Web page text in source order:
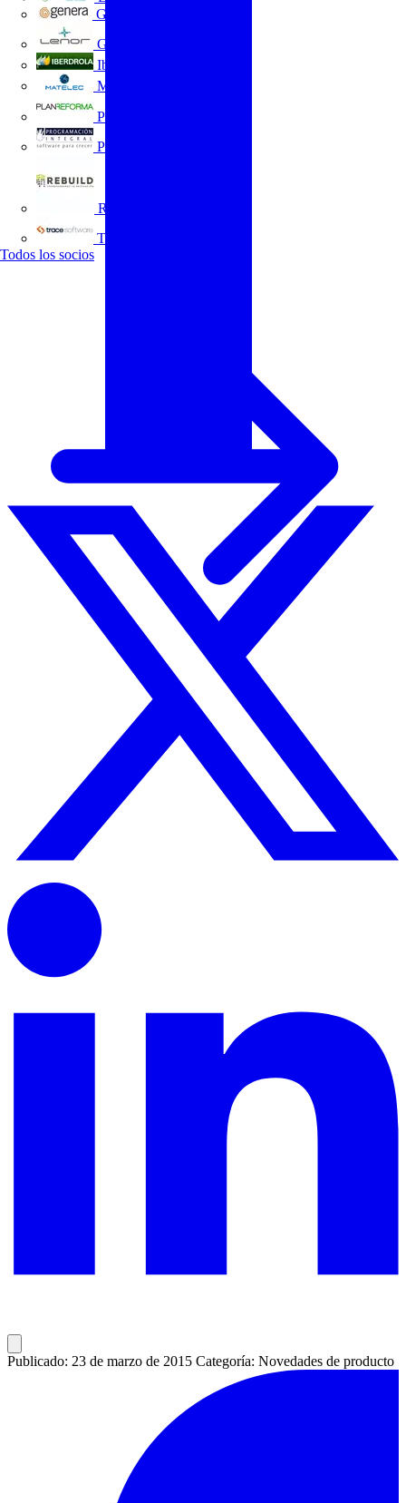
GENERA
Grupo Lenor
Iberdrola
MATELEC
Plan Reforma
Programación Integral
REBUILD
Trace Software
Todos los socios
Publicado: 23 de marzo de 2015 Categoría: Novedades de producto